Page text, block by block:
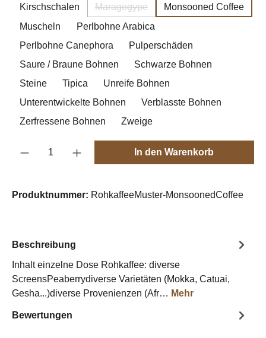
Kirschschalen Maragogype
(Diese Option ist zurzeit nicht
Monsooned Coffee
Muscheln
Perlbohne Arabica
Perlbohne Canephora
Pulperschäden
Saure / Braune Bohnen
Schwarze Bohnen
Steine
Tipica
Unreife Bohnen
Unterentwickelte Bohnen
Verblasste Bohnen
Zerfressene Bohnen
Zweige
Produkt Anzahl: Gib den gewünschten
In den Warenkorb
Produktnummer: RohkaffeeMuster-MonsoonedCoffee
Beschreibung
Inhalt einzelne Dose Rohkaffee: diverse
ScreensPeaberrydiverse Varietäten (Mokka, Catuai,
Gesha...)diverse Provenienzen (Afr… Mehr
Bewertungen